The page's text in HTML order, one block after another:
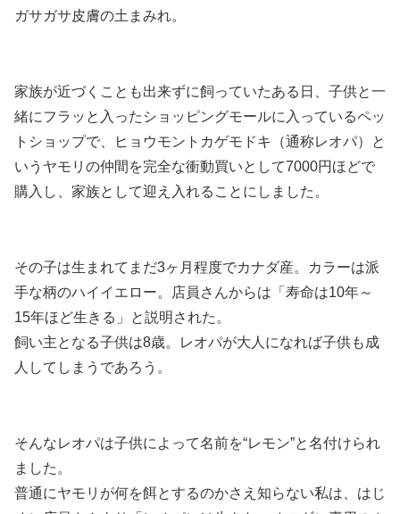
ガサガサ皮膚の土まみれ。
家族が近づくことも出来ずに飼っていたある日、子供と一
緒にフラッと入ったショッピングモールに入っているペッ
トショップで、ヒョウモントカゲモドキ（通称レオパ）と
いうヤモリの仲間を完全な衝動買いとして7000円ほどで
購入し、家族として迎え入れることにしました。
その子は生まれてまだ3ヶ月程度でカナダ産。カラーは派
手な柄のハイイエロー。店員さんからは「寿命は10年～
15年ほど生きる」と説明された。
飼い主となる子供は8歳。レオパが大人になれば子供も成
人してしまうであろう。
そんなレオパは子供によって名前を“レモン”と名付けられ
ました。
普通にヤモリが何を餌とするのかさえ知らない私は、はじ